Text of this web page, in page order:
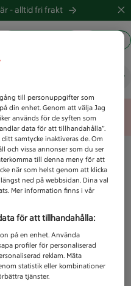
-alltid fri frakt
error
till personuppgifter som
din enhet. Genom att välja Jag
används för de syften som
data för att tillhandahålla”.
samtycke inaktiveras de. Om
och vissa annonser som du ser
till denna meny för att
när som helst genom att klicka
ned på webbsidan. Dina val
Mer information finns i vår
för att tillhandahålla:
på en enhet. Använda
profiler för personaliserad
reklam. Mäta
statistik eller kombinationer
tjänster.